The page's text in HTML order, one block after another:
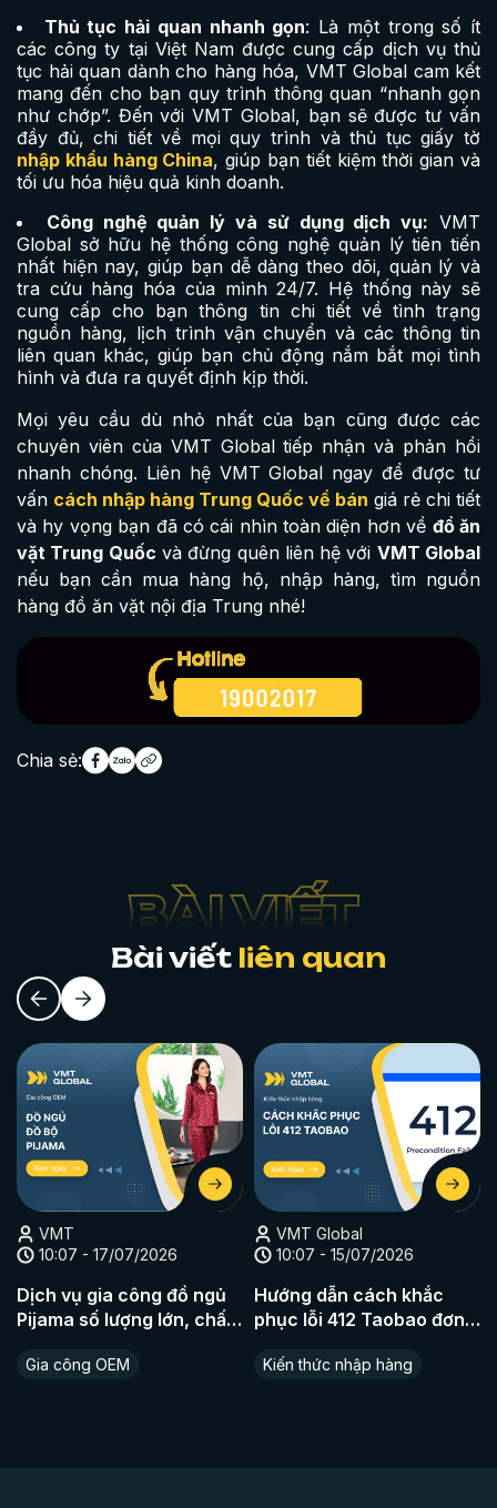
Thủ tục hải quan nhanh gọn: Là một trong số ít
các công ty tại Việt Nam được cung cấp dịch vụ thủ
tục hải quan dành cho hàng hóa, VMT Global cam kết
mang đến cho bạn quy trình thông quan “nhanh gọn
như chớp”. Đến với VMT Global, bạn sẽ được tư vấn
đầy đủ, chi tiết về mọi quy trình và thủ tục giấy tờ
nhập khẩu hàng China, giúp bạn tiết kiệm thời gian và
tối ưu hóa hiệu quả kinh doanh.
Công nghệ quản lý và sử dụng dịch vụ: VMT
Global sở hữu hệ thống công nghệ quản lý tiên tiến
nhất hiện nay, giúp bạn dễ dàng theo dõi, quản lý và
tra cứu hàng hóa của mình 24/7. Hệ thống này sẽ
cung cấp cho bạn thông tin chi tiết về tình trạng
nguồn hàng, lịch trình vận chuyển và các thông tin
liên quan khác, giúp bạn chủ động nắm bắt mọi tình
hình và đưa ra quyết định kịp thời.
Mọi yêu cầu dù nhỏ nhất của bạn cũng được các
chuyên viên của VMT Global tiếp nhận và phản hồi
nhanh chóng. Liên hệ VMT Global ngay để được tư
vấn cách nhập hàng Trung Quốc về bán giá rẻ chi tiết
và hy vọng bạn đã có cái nhìn toàn diện hơn về đồ ăn
vặt Trung Quốc và đừng quên liên hệ với VMT Global
nếu bạn cần mua hàng hộ, nhập hàng, tìm nguồn
hàng đồ ăn vặt nội địa Trung nhé!
Chia sẻ:
Bài viết liên quan
VMT
10:07 - 17/07/2026
Dịch vụ gia công đồ ngủ
Pijama số lượng lớn, chất
Gia công OEM
VMT Global
10:07 - 15/07/2026
Hướng dẫn cách khắc
phục lỗi 412 Taobao đơn
Kiến thức nhập hàng